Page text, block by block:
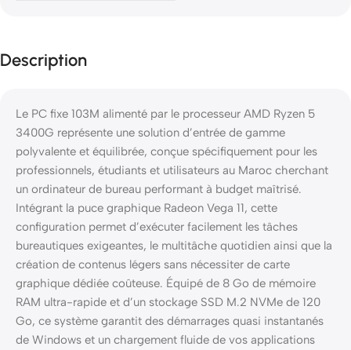
Description
Le PC fixe 103M alimenté par le processeur AMD Ryzen 5
3400G représente une solution d’entrée de gamme
polyvalente et équilibrée, conçue spécifiquement pour les
professionnels, étudiants et utilisateurs au Maroc cherchant
un ordinateur de bureau performant à budget maîtrisé.
Intégrant la puce graphique Radeon Vega 11, cette
configuration permet d’exécuter facilement les tâches
bureautiques exigeantes, le multitâche quotidien ainsi que la
création de contenus légers sans nécessiter de carte
graphique dédiée coûteuse. Équipé de 8 Go de mémoire
RAM ultra-rapide et d’un stockage SSD M.2 NVMe de 120
Go, ce système garantit des démarrages quasi instantanés
de Windows et un chargement fluide de vos applications